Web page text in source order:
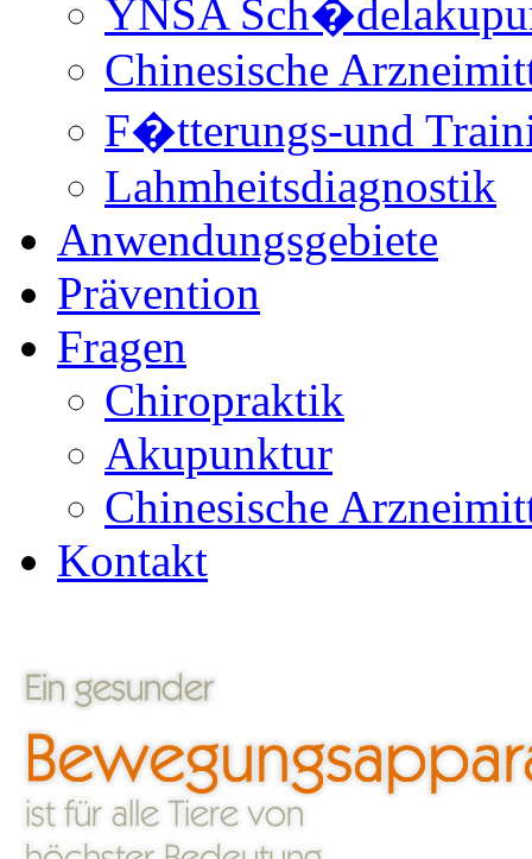
YNSA
Chinesische
F�tterungs-und
Lahmheitsdiagnostik
Anwendungsgebiete
Prävention
Fragen
Chiropraktik
Akupunktur
Chinesische
Kontakt